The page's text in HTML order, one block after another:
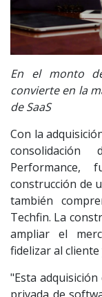
En el monto
convierte en la
de SaaS
Con la
Performance,
construcción de
también
Techfin. La
ampliar el
fidelizar al cliente
"Esta